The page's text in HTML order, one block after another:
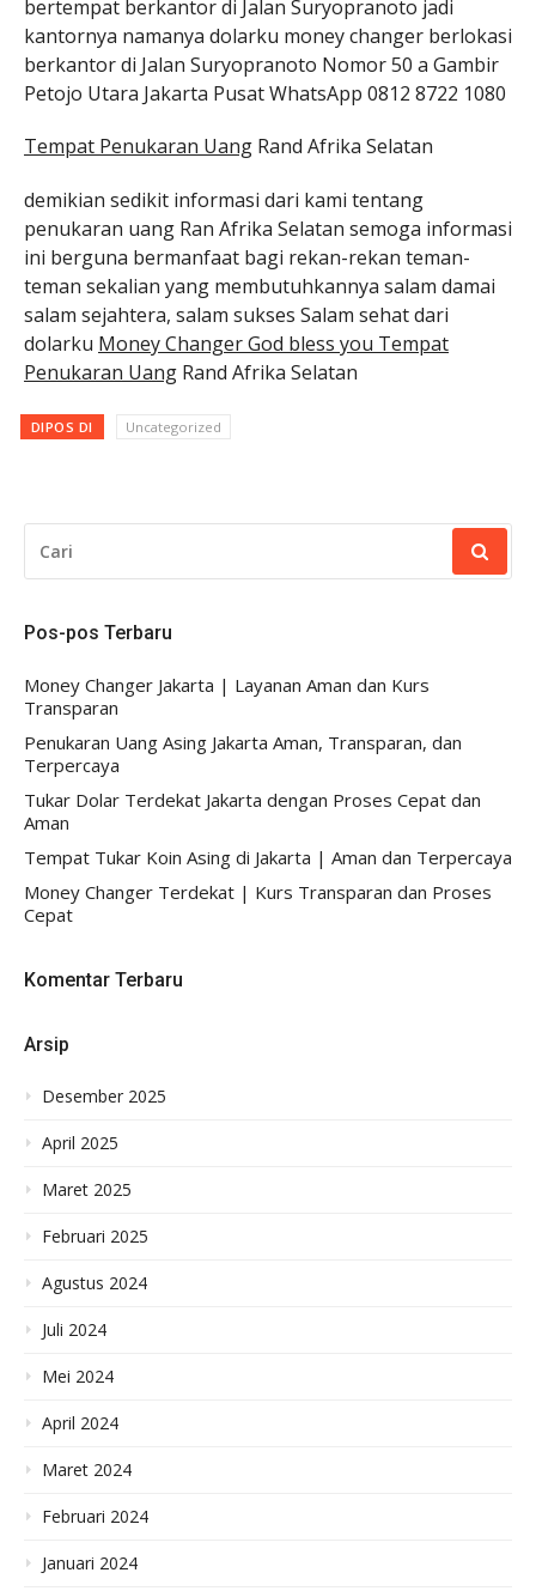
bertempat berkantor di Jalan Suryopranoto jadi
kantornya namanya dolarku money changer berlokasi
berkantor di Jalan Suryopranoto Nomor 50 a Gambir
Petojo Utara Jakarta Pusat WhatsApp 0812 8722 1080
Tempat Penukaran Uang Rand Afrika Selatan
demikian sedikit informasi dari kami tentang
penukaran uang Ran Afrika Selatan semoga informasi
ini berguna bermanfaat bagi rekan-rekan teman-
teman sekalian yang membutuhkannya salam damai
salam sejahtera, salam sukses Salam sehat dari
dolarku Money Changer God bless you Tempat
Penukaran Uang Rand Afrika Selatan
DIPOS DI Uncategorized
UNTUK:
Pos-pos Terbaru
Money Changer Jakarta | Layanan Aman dan Kurs
Transparan
Penukaran Uang Asing Jakarta Aman, Transparan, dan
Terpercaya
Tukar Dolar Terdekat Jakarta dengan Proses Cepat dan
Aman
Tempat Tukar Koin Asing di Jakarta | Aman dan Terpercaya
Money Changer Terdekat | Kurs Transparan dan Proses
Cepat
Komentar Terbaru
Arsip
Desember 2025
April 2025
Maret 2025
Februari 2025
Agustus 2024
Juli 2024
Mei 2024
April 2024
Maret 2024
Februari 2024
Januari 2024